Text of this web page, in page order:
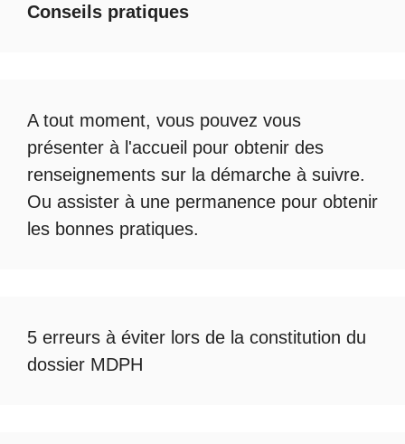
Conseils pratiques
A tout moment, vous pouvez vous
présenter à l'accueil pour obtenir des
renseignements sur la démarche à suivre.
Ou assister à une permanence pour obtenir
les bonnes pratiques.
5 erreurs à éviter lors de la constitution du
dossier MDPH